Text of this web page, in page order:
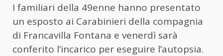
I familiari della 49enne hanno presentato
un esposto ai Carabinieri della compagnia
di Francavilla Fontana e venerdì sarà
conferito l’incarico per eseguire l’autopsia.